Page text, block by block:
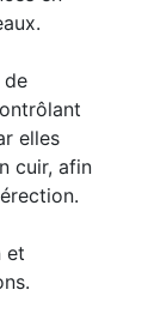
de
elles
cuir, afin
et